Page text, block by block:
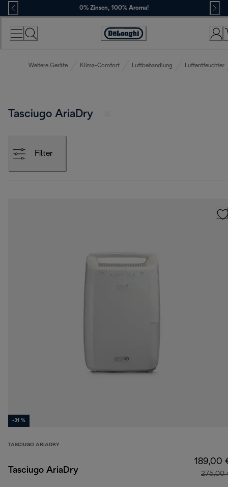
Skip
to
Content
0% Zinsen, 100% Aroma!
Erklärung
Zugänglichkeit
Weitere Geräte Klima-Comfort Luftbehandlung Luftentfeuchter
Tasciugo AriaDry
Filter
-31 %
TASCIUGO ARIADRY
Tasciugo AriaDry
189,00
275,00